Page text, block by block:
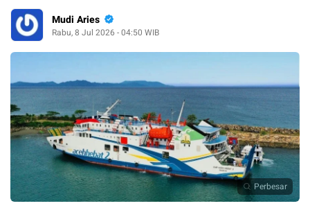
Mudi Aries
Rabu, 8 Jul 2026 - 04:50 WIB
Perbesar